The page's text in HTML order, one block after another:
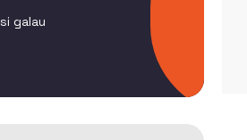
galau